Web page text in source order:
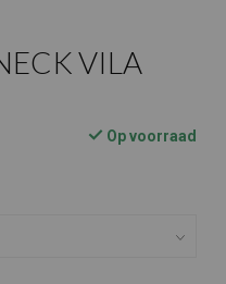
VILA
Op voorraad